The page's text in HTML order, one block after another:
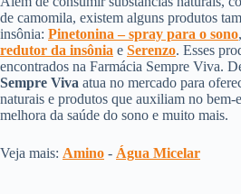
de camomila, existem alguns produtos
insônia: Pinetonina – spray para o sono,
redutor da insônia e Serenzo. Esses
encontrados na Farmácia Sempre Viva.
Sempre Viva atua no mercado para
naturais e produtos que auxiliam no bem-
melhora da saúde do sono e muito mais.
Veja mais: ​ Amino ​ -​ Água Micelar